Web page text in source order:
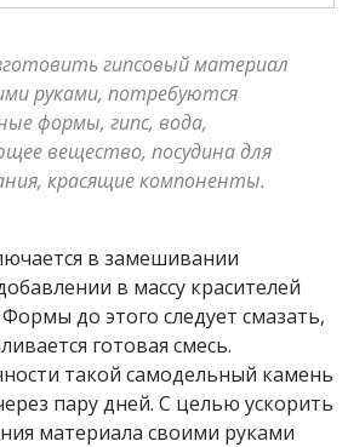
гипсовый материал
руками, потребуются
формы, гипс, вода,
вещество, посудина для
красящие компоненты.
в замешивании
в массу красителей
до этого следует смазать,
готовая смесь.
такой самодельный камень
пару дней. С целью ускорить
материала своими руками